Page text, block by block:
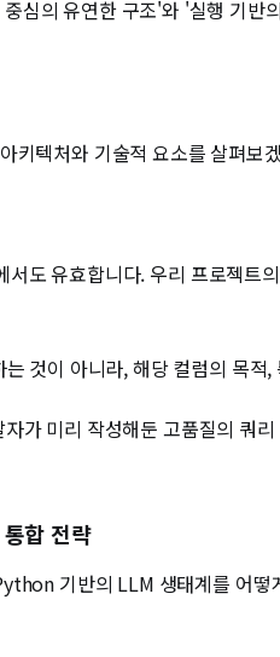
심의 유연한 구조'와 '실행 기
키텍처와 기술적 요소를 살펴보
유효합니다. 우리 프로젝트
것이 아니라, 해당 컬럼의 목
가 미리 작성해둔 고품질의 쿼
합 전략
기반의 LLM 생태계를 어